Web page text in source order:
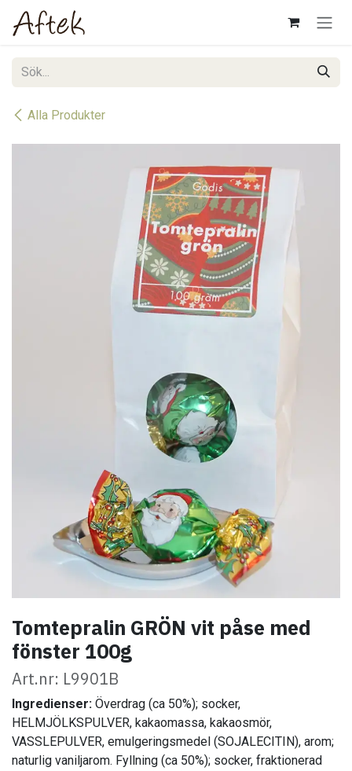
Hoppa till innehåll
Alla Produkter
Tomtepralin GRÖN vit påse med
fönster 100g
Art.nr: L9901B
Ingredienser: Överdrag (ca 50%); socker,
HELMJÖLKSPULVER, kakaomassa, kakaosmör,
VASSLEPULVER, emulgeringsmedel (SOJALECITIN), arom;
naturlig vaniljarom. Fyllning (ca 50%); socker, fraktionerad